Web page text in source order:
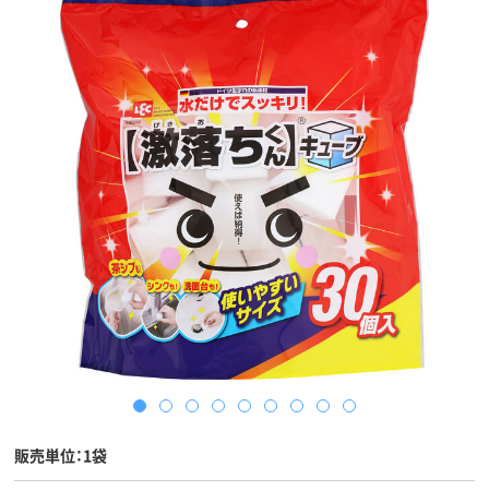
販売単位：1袋